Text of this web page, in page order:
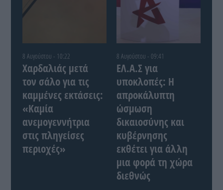
8 Αυγούστου - 10:22
Χαρδαλιάς μετά
τον σάλο για τις
καμμένες εκτάσεις:
«Καμία
ανεμογεννήτρια
στις πληγείσες
περιοχές»
8 Αυγούστου - 09:41
ΕΛ.Α.Σ για
υποκλοπές: Η
απροκάλυπτη
ώσμωση
δικαιοσύνης και
κυβέρνησης
εκθέτει για άλλη
μια φορά τη χώρα
διεθνώς